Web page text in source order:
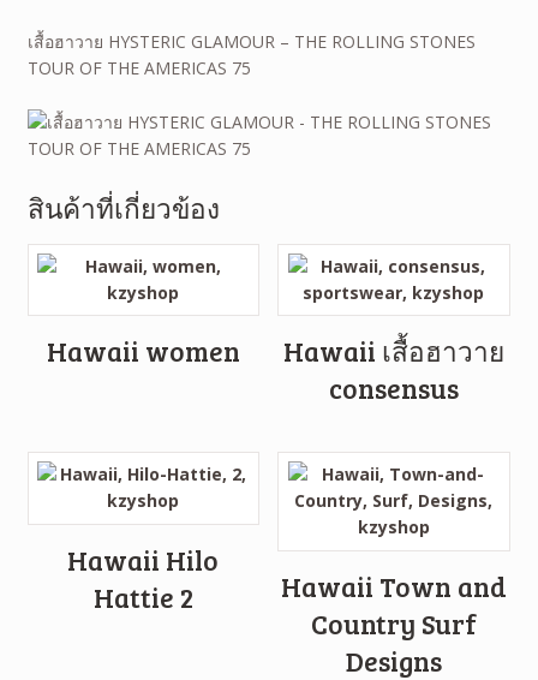
เสื้อฮาวาย HYSTERIC GLAMOUR – THE ROLLING STONES
TOUR OF THE AMERICAS 75
สินค้าที่เกี่ยวข้อง
Hawaii women
Hawaii เสื้อฮาวาย
consensus
Hawaii Hilo
Hattie 2
Hawaii Town and
Country Surf
Designs